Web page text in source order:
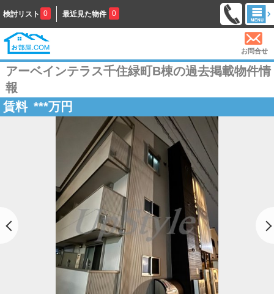
検討リスト 0 最近見た物件 0
お問合せ
アーベインテラス千住緑町B棟の過去掲載物件情
報
賃料 ***万円